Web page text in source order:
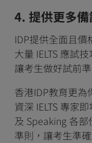
4. 提供更多
IDP提供全面且價
大量 IELTS 應試
讓考生做好試前
香港IDP教育更為
資深 IELTS 專家
及 Speaking 各
準則，讓考生準